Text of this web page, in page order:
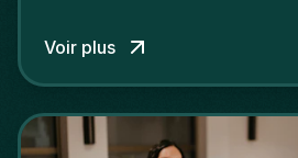
Voir plus